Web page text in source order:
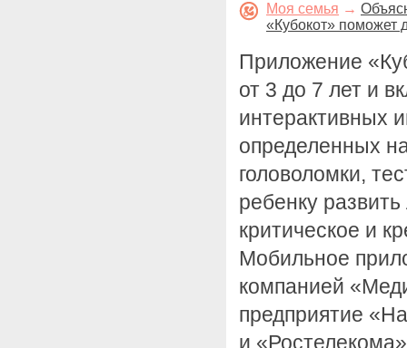
Моя семья →
«Кубокот» поможет
Приложение
от 3 до 7 лет и
интерактивных
определенных
головоломки,
ребенку
критическое и
Мобильное
компанией
предприятие
и